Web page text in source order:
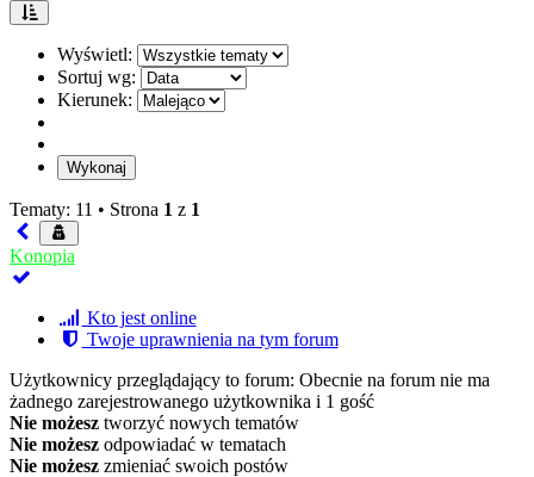
Wyświetl:
Sortuj wg:
Kierunek:
Tematy: 11 • Strona 1 z 1
Konopia
Kto jest online
Twoje uprawnienia na tym forum
Użytkownicy przeglądający to forum: Obecnie na forum nie ma
żadnego zarejestrowanego użytkownika i 1 gość
Nie możesz tworzyć nowych tematów
Nie możesz odpowiadać w tematach
Nie możesz zmieniać swoich postów